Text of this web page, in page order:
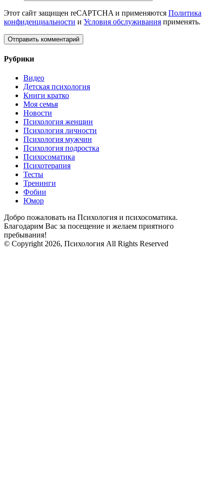
Этот сайт защищен reCAPTCHA и применяются Политика
конфиденциальности и Условия обслуживания применять.
Рубрики
Видео
Детская психология
Книги кратко
Моя семья
Новости
Психология женщин
Психология личности
Психология мужчин
Психология подростка
Психосоматика
Психотерапия
Тесты
Тренинги
Фобии
Юмор
Добро пожаловать на Психология и психосоматика.
Благодарим Вас за посещение и желаем приятного
пребывания!
© Copyright 2026, Психология All Rights Reserved